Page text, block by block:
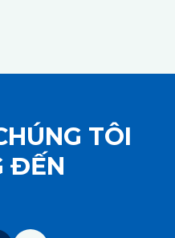
TÔI
ĐẾN